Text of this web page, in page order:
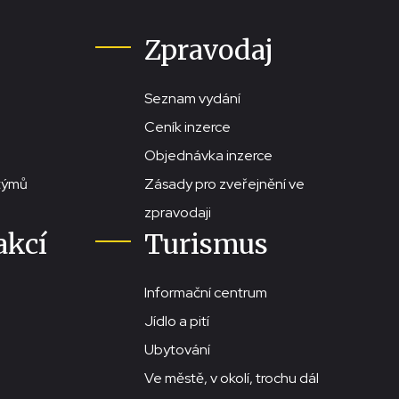
Zpravodaj
Seznam vydání
Ceník inzerce
Objednávka inzerce
Zásady pro zveřejnění ve
zpravodaji
Turismus
Informační centrum
Jídlo a pití
Ubytování
Ve městě, v okolí, trochu dál